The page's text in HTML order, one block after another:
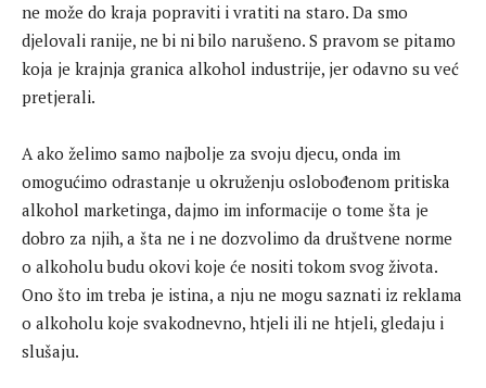
ne može do kraja popraviti i vratiti na staro. Da smo
djelovali ranije, ne bi ni bilo narušeno. S pravom se pitamo
koja je krajnja granica alkohol industrije, jer odavno su već
pretjerali.
A ako želimo samo najbolje za svoju djecu, onda im
omogućimo odrastanje u okruženju oslobođenom pritiska
alkohol marketinga, dajmo im informacije o tome šta je
dobro za njih, a šta ne i ne dozvolimo da društvene norme
o alkoholu budu okovi koje će nositi tokom svog života.
Ono što im treba je istina, a nju ne mogu saznati iz reklama
o alkoholu koje svakodnevno, htjeli ili ne htjeli, gledaju i
slušaju.